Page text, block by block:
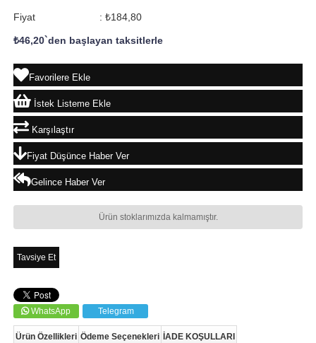
Fiyat : ₺184,80
₺46,20`den başlayan taksitlerle
Favorilere Ekle
İstek Listeme Ekle
Karşılaştır
Fiyat Düşünce Haber Ver
Gelince Haber Ver
Ürün stoklarımızda kalmamıştır.
Tavsiye Et
WhatsApp Telegram
Ürün Özellikleri Ödeme Seçenekleri İADE KOŞULLARI